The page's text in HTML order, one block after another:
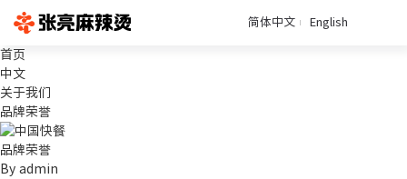
简体中文 English
首页
中文
关于我们
品牌荣誉
品牌荣誉
By admin